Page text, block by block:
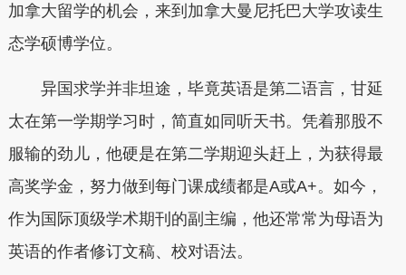
加拿大留学的机会，来到加拿大曼尼托巴大学攻读生
态学硕博学位。
异国求学并非坦途，毕竟英语是第二语言，甘延
太在第一学期学习时，简直如同听天书。凭着那股不
服输的劲儿，他硬是在第二学期迎头赶上，为获得最
高奖学金，努力做到每门课成绩都是A或A+。如今，
作为国际顶级学术期刊的副主编，他还常常为母语为
英语的作者修订文稿、校对语法。